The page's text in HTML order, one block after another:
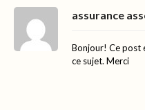
assurance
Bonjour! Ce post
ce sujet. Merci